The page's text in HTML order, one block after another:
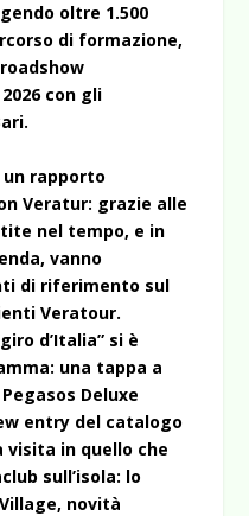
oltre 1.500
di formazione,
con gli
rapporto
Veratur: grazie alle
nel tempo, e in
vanno
di riferimento sul
Veratour.
d’Italia” si è
una tappa a
Deluxe
entry del catalogo
visita in quello che
sull’isola: lo
novità